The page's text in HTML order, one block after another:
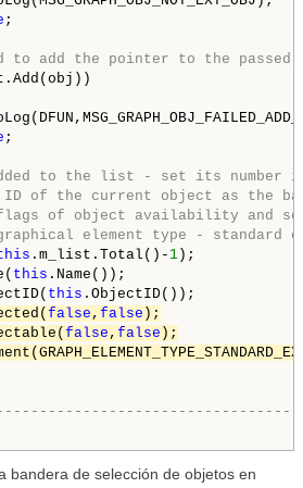
;
add the pointer to the
;
to the list - set its number
ID of the current object as the
of object availability and
element type - standard
.m_list.Total()- 1 );
this .Name());
this .ObjectID());
false , false );
false , false );
bandera de selección de objetos en